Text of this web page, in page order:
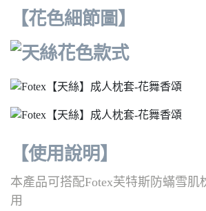
【花色細節圖】
【使用說明】
本產品可搭配Fotex芙特斯防蟎雪肌
用